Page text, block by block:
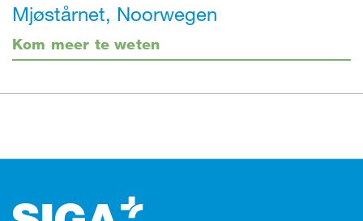
Mjøstårnet, Noorwegen
Kom meer te weten